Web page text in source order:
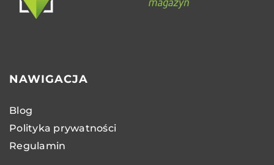
NAWIGACJA
Blog
Polityka prywatności
Regulamin